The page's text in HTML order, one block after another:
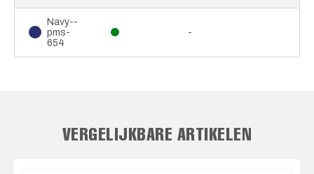
Navy--
pms-
654
-
VERGELIJKBARE ARTIKELEN